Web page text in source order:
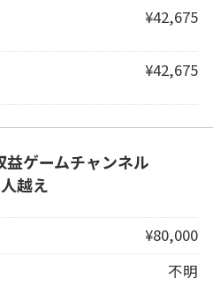
¥42,675
¥42,675
ゲームチャンネル
越え
¥80,000
不明